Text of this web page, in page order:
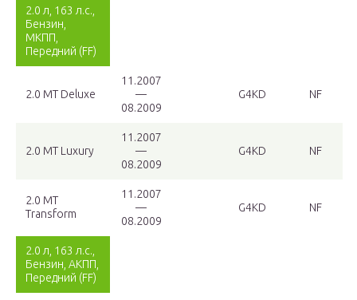
2.0 л, 163 л.с.,
Бензин,
МКПП,
Передний (FF)
2.0 MT Deluxe
11.2007
—
08.2009
G4KD NF
2.0 MT Luxury
11.2007
—
08.2009
G4KD NF
2.0 MT
Transform
11.2007
—
08.2009
G4KD NF
2.0 л, 163 л.с.,
Бензин, АКПП,
Передний (FF)